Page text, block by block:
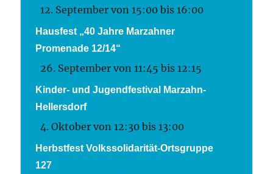
12. September von 15:00 bis16:00
Hausfest „40 Jahre Marzahner
Promenade 12/14“
26. September von 11:45 bis12:15
Kinder- und Jugendfestival Marzahn-
Hellersdorf
4. Oktober von 12:30 bis13:00
Herbstfest Volkssolidarität-Ortsgruppe
127